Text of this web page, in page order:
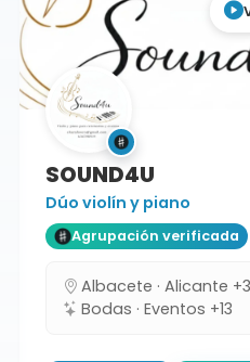
SOUND4U
Dúo violín y piano
Agrupación verificada
Albacete · Alicante +3
Bodas · Eventos +13